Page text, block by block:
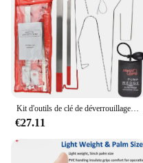
value of precision and
jewelry repair, and it is
passionate about
Kit d'outils de clé de déverrouillage de porte de véhicule, cale de barre mince, ouverture d'urgence, pompe à air noire, pièces de style de voiture universelles
€27.11